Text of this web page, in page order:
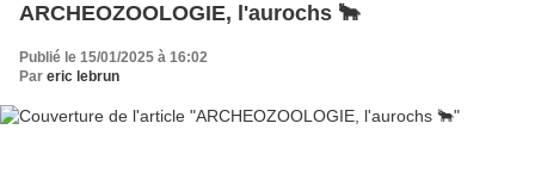
ARCHEOZOOLOGIE, l'aurochs 🐂
Publié le 15/01/2025 à 16:02
Par eric lebrun